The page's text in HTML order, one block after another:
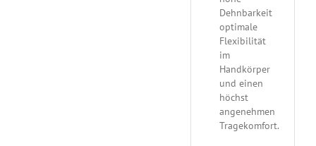
Dehnbarkeit
optimale
Flexibilität
im
Handkörper
und einen
höchst
angenehmen
Tragekomfort.